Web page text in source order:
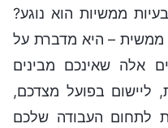
ממשיות הוא נוגע?
ממשית – היא מדברת על
אלה שאינכם מבינים
ליישום בפועל מצדכם,
לתחום העבודה שלכם